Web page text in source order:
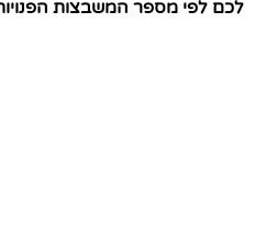
לכם לפי מספר המשבצות